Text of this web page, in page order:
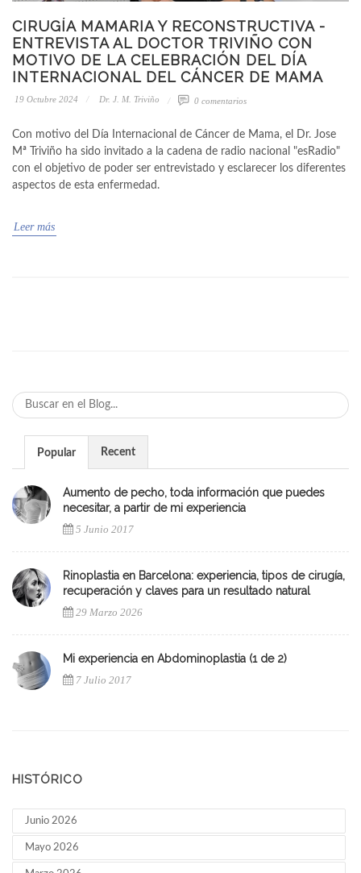
CIRUGÍA MAMARIA Y RECONSTRUCTIVA -
ENTREVISTA AL DOCTOR TRIVIÑO CON
MOTIVO DE LA CELEBRACIÓN DEL DÍA
INTERNACIONAL DEL CÁNCER DE MAMA
19 Octubre 2024 Dr. J. M. Triviño 0 comentarios
Con motivo del Día Internacional de Cáncer de Mama, el Dr. Jose
Mª Triviño ha sido invitado a la cadena de radio nacional "esRadio"
con el objetivo de poder ser entrevistado y esclarecer los diferentes
aspectos de esta enfermedad.
Leer más
Popular Recent
Aumento de pecho, toda información que puedes
necesitar, a partir de mi experiencia
5 Junio 2017
Rinoplastia en Barcelona: experiencia, tipos de cirugía,
recuperación y claves para un resultado natural
29 Marzo 2026
Mi experiencia en Abdominoplastia (1 de 2)
7 Julio 2017
HISTÓRICO
Junio 2026
Mayo 2026